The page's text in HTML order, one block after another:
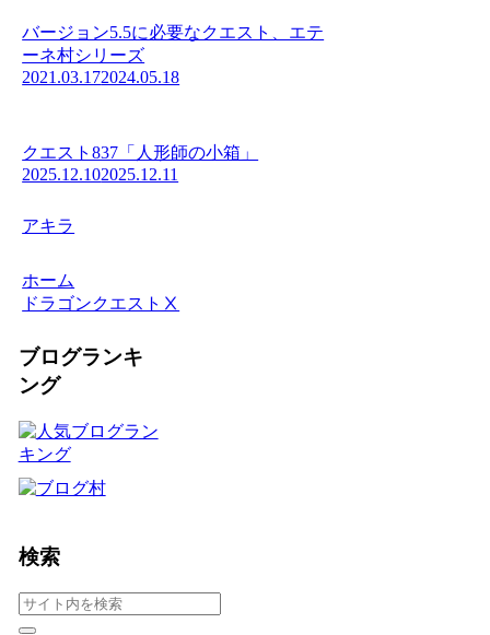
バージョン5.5に必要なクエスト、エテ
ーネ村シリーズ
2021.03.172024.05.18
クエスト837「人形師の小箱」
2025.12.102025.12.11
アキラ
ホーム
ドラゴンクエストⅩ
ブログランキ
ング
検索